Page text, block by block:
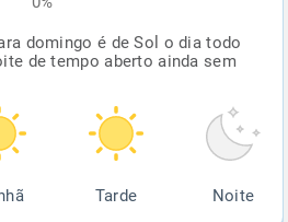
domingo é de Sol o dia todo
de tempo aberto ainda sem
Tarde Noite